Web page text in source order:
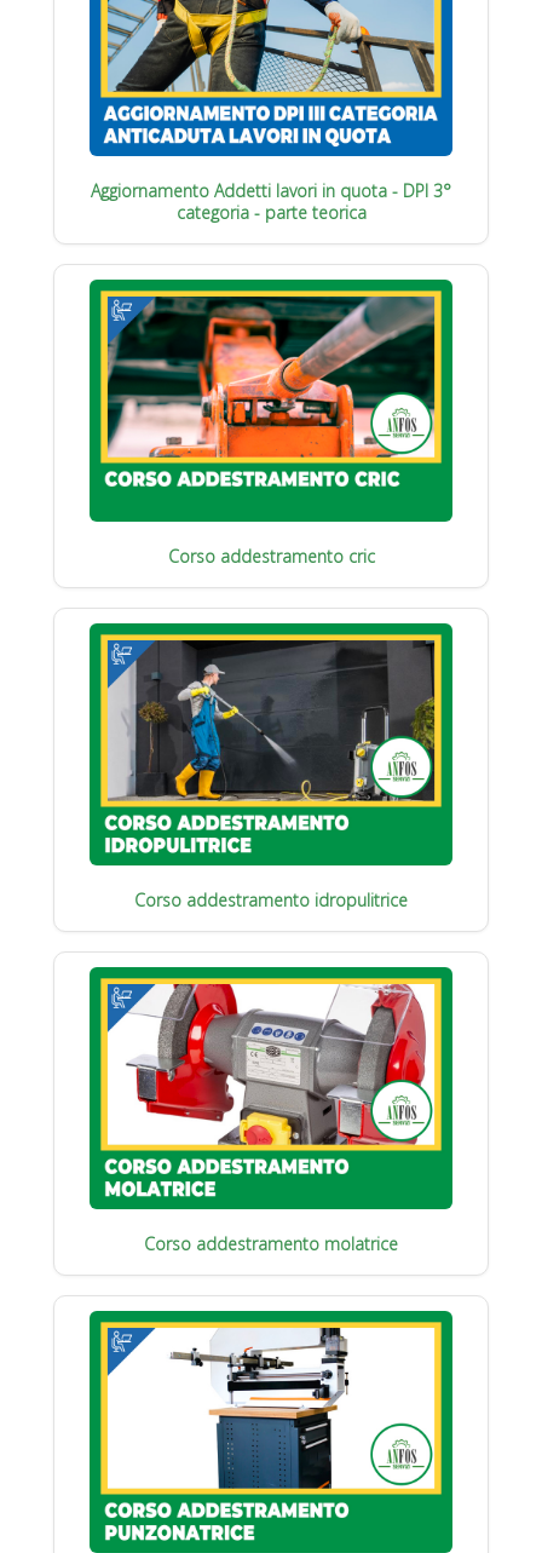
Aggiornamento Addetti lavori in quota - DPI 3°
categoria - parte teorica
Corso addestramento cric
Corso addestramento idropulitrice
Corso addestramento molatrice